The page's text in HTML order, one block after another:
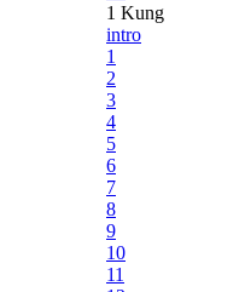
1 Kung
intro
1
2
3
4
5
6
7
8
9
10
11